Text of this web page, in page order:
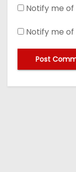
Notify me
Notify me